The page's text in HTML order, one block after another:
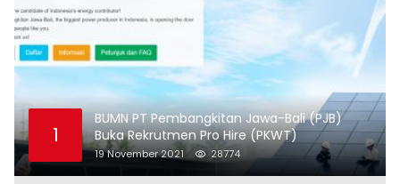
1
BUMN PT Pembangkitan Jawa-Bali (PJB)
Buka Rekrutmen Pro Hire (PKWT)
19 November 2021 28774